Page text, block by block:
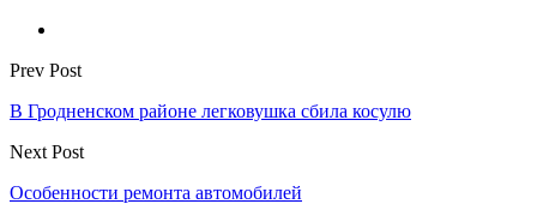
Prev Post
В Гродненском районе легковушка сбила косулю
Next Post
Особенности ремонта автомобилей